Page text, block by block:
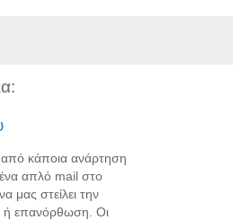
από κάποια ανάρτηση
ένα απλό mail στο
μας στείλει την
ή επανόρθωση. Οι